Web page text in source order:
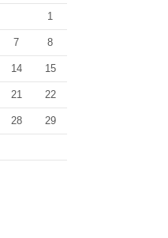
1
7 8
14 15
21 22
28 29